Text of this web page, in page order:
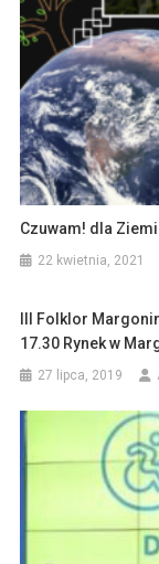
Czuwam! dla Ziemi
22 kwietnia, 2021
III Folklor
17.30 Rynek w
27 lipca, 2019